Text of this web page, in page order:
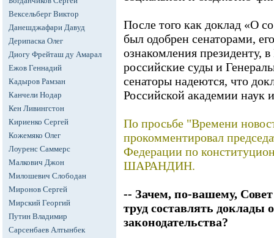
Вексельберг Виктор
Данешджафари Давуд
Дерипаска Олег
Диогу Фрейташ ду Амарал
Ежов Геннадий
Кадыров Рамзан
Канчели Нодар
Кен Ливингстон
Кириенко Сергей
Кожемяко Олег
Лоуренс Саммерс
Малкович Джон
Милошевич Слободан
Миронов Сергей
Мирский Георгий
Путин Владимир
Сарсенбаев Алтынбек
После того как доклад «О
был одобрен сенаторами,
ознакомления президенту,
российские суды и
сенаторы надеются, что
Российской академии наук
По просьбе "Времени
прокомментировал
Федерации по
ШАРАНДИН.
-- Зачем, по-вашему,
труд составлять доклады
законодательства?